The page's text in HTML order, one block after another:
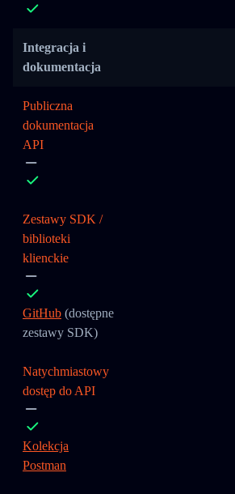
Integracja i
dokumentacja
Publiczna
dokumentacja
API
Zestawy SDK /
biblioteki
klienckie
GitHub (dostępne
zestawy SDK)
Natychmiastowy
dostęp do API
Kolekcja
Postman